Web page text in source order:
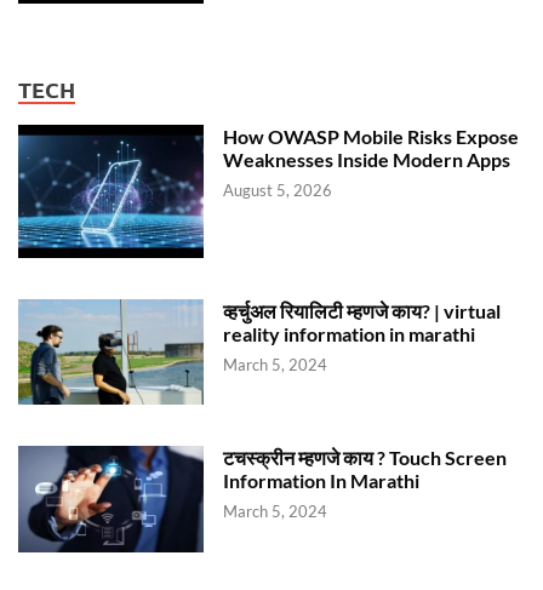
TECH
How OWASP Mobile Risks Expose
Weaknesses Inside Modern Apps
August 5, 2026
व्हर्चुअल रियालिटी म्हणजे काय? | virtual
reality information in marathi
March 5, 2024
टचस्क्रीन म्हणजे काय ? Touch Screen
Information In Marathi
March 5, 2024